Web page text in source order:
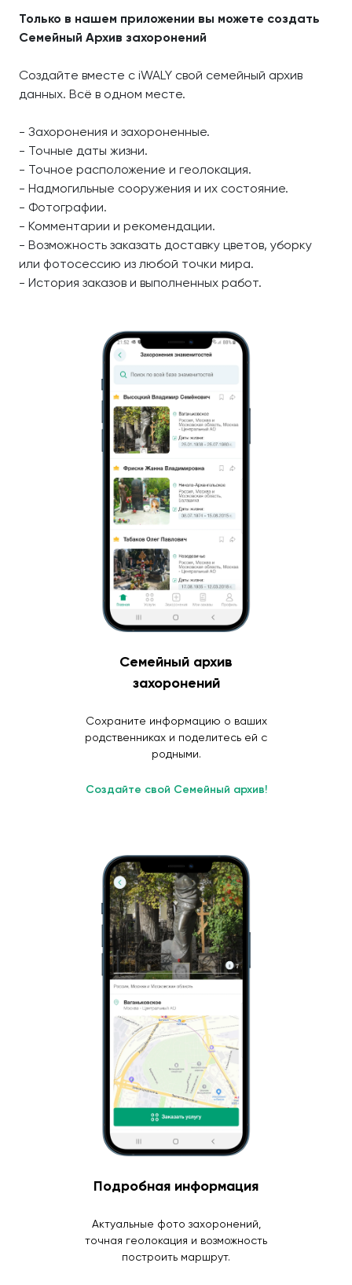
Только в нашем приложении вы можете создать
Семейный Архив захоронений
Создайте вместе с iWALY свой семейный архив
данных. Всё в одном месте.
- Захоронения и захороненные.
- Точные даты жизни.
- Точное расположение и геолокация.
- Надмогильные сооружения и их состояние.
- Фотографии.
- Комментарии и рекомендации.
- Возможность заказать доставку цветов, уборку
или фотосессию из любой точки мира.
- История заказов и выполненных работ.
Семейный архив
захоронений
Сохраните информацию о ваших
родственниках и поделитесь ей с
родными.
Создайте свой Семейный архив!
Подробная информация
Актуальные фото захоронений,
точная геолокация и возможность
построить маршрут.